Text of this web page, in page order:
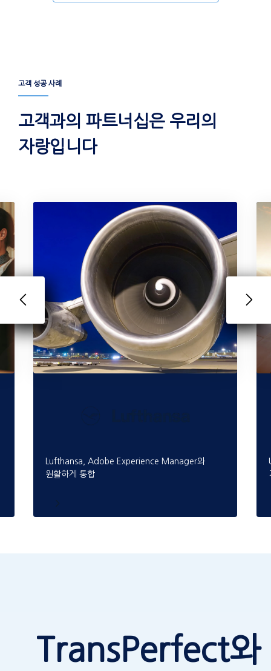
고객 성공 사례
고객과의 파트너십은 우리의
자랑입니다
Lufthansa, Adobe Experience Manager와
원활하게 통합
TransPerfect와